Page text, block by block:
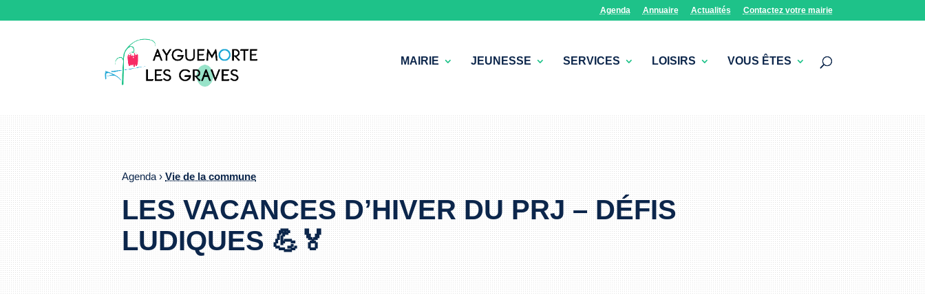
Agenda Annuaire Actualités Contactez votre mairie
MAIRIE JEUNESSE SERVICES LOISIRS VOUS ÊTES
Agenda ›Vie de la commune
LES VACANCES D’HIVER DU PRJ – DÉFIS
LUDIQUES 💪🏅